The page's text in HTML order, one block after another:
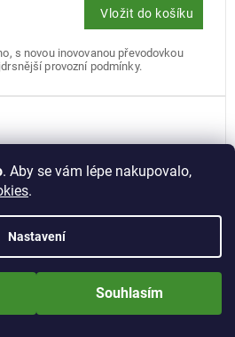
. Aby se vám lépe nakupovalo,
.
Nastavení
Souhlasím
obdrží slevu 5% hned po prvním
na jíž zlevněné zboží! Přejeme Vám
Vložit do košíku
s novou inovovanou převodovkou
provozní podmínky.